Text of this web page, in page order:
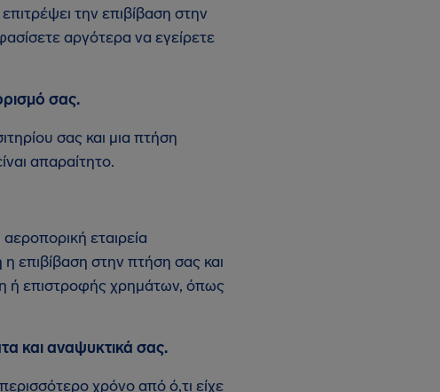
την επιβίβαση στην
αργότερα να εγείρετε
σας.
σας και μια πτήση
απαραίτητο.
εταιρεία
επιβίβαση στην πτήση σας και
ή επιστροφής χρημάτων, όπως
και αναψυκτικά σας.
χρόνο από ό,τι είχε